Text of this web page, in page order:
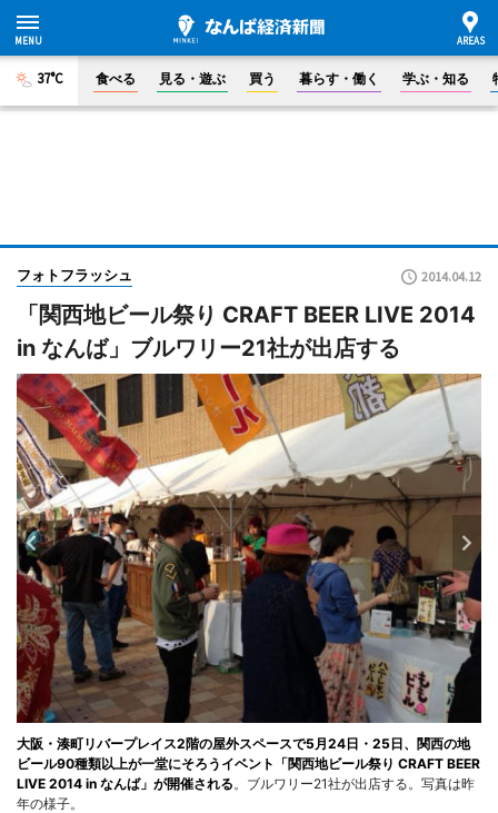
37°C 食べる 見る・遊ぶ 買う 暮らす・働く 学ぶ・知る
フォトフラッシュ 2014.04.12
「関西地ビール祭り CRAFT BEER LIVE 2014
in なんば」ブルワリー21社が出店する
大阪・湊町リバープレイス2階の屋外スペースで5月24日・25日、関西の地
ビール90種類以上が一堂にそろうイベント「関西地ビール祭り CRAFT BEER
LIVE 2014 in なんば」が開催される 。ブルワリー21社が出店する。写真は昨
年の様子。